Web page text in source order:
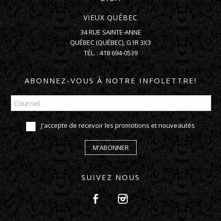
VIEUX QUÉBEC
34 RUE SAINTE-ANNE
QUÉBEC(QUÉBEC),G1R 3X3
TÉL. : 418 694-0539
ABONNEZ-VOUS À NOTRE INFOLETTRE!
J'accepte de recevoir les promotions et nouveautés
M'ABONNER
SUIVEZ NOUS